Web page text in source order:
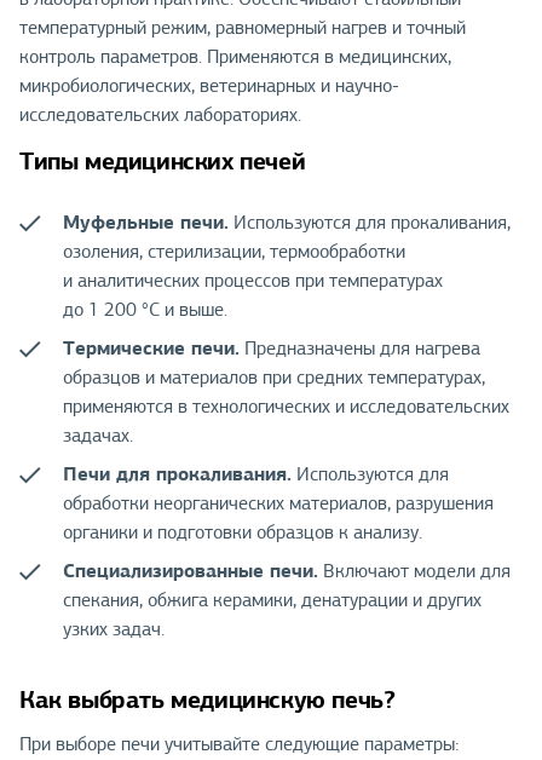
температурный режим, равномерный нагрев и точный
контроль параметров. Применяются в медицинских,
микробиологических, ветеринарных и научно-
исследовательских лабораториях.
Типы медицинских печей
Муфельные печи. Используются для прокаливания,
озоления, стерилизации, термообработки
и аналитических процессов при температурах
до 1 200 °С и выше.
Термические печи. Предназначены для нагрева
образцов и материалов при средних температурах,
применяются в технологических и исследовательских
задачах.
Печи для прокаливания. Используются для
обработки неорганических материалов, разрушения
органики и подготовки образцов к анализу.
Специализированные печи. Включают модели для
спекания, обжига керамики, денатурации и других
узких задач.
Как выбрать медицинскую печь?
При выборе печи учитывайте следующие параметры: